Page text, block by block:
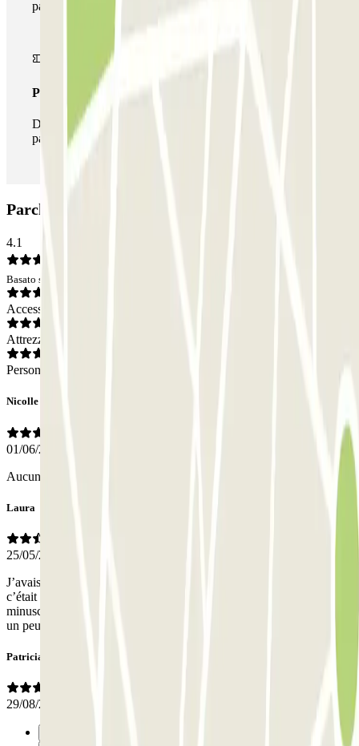
parcheggi disponibili su Parclick.
Pass illlimitato
Durante il tuo soggiorno potrai entrare e uscire dal
parcheggio tutte le volte che vorrai.
Parcheggio INDIGO Préfecture: Opinioni
4.1
Basato su 32 opinioni
Accesso
Attrezzatura
Personale
Nicolle
01/06/2025
Aucun problème avec notre réservation
Laura
25/05/2025
J’avais réservé une place de parking à 24€ de 16h à 2h du matin,
c’était très compliqué à trouver une place et les places sont
minuscules. Vu le prix je pense que des places pourrait être réservé
un peu plus haut dans le parking
Patricia
29/08/2024